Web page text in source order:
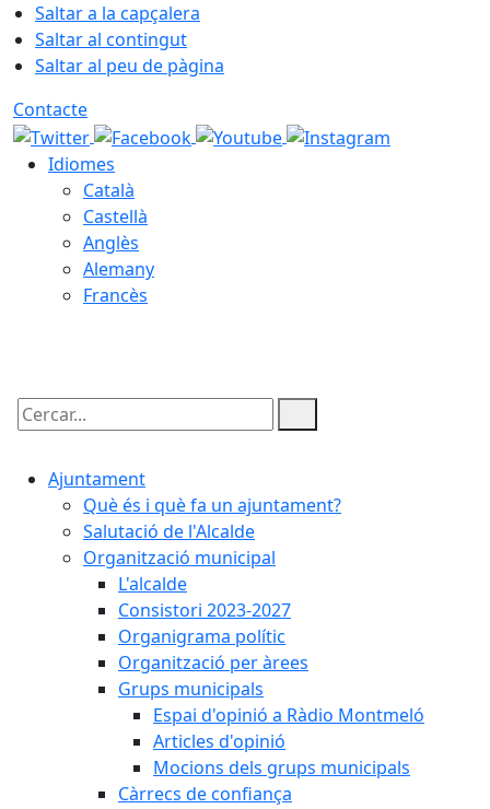
Saltar a la capçalera
Saltar al contingut
Saltar al peu de pàgina
Contacte
Idiomes
Català
Castellà
Anglès
Alemany
Francès
Cercar:
Ajuntament
Què és i què fa un ajuntament?
Salutació de l'Alcalde
Organització municipal
L'alcalde
Consistori 2023-2027
Organigrama polític
Organització per àrees
Grups municipals
Espai d'opinió a Ràdio Montmeló
Articles d'opinió
Mocions dels grups municipals
Càrrecs de confiança